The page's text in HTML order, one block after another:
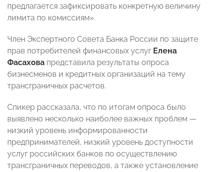
предлагается зафиксировать конкретную величину
лимита по комиссиям».
Член Экспертного Совета Банка России по защите
прав потребителей финансовых услуг Елена
Фасахова представила результаты опроса
бизнесменов и кредитных организаций на тему
трансграничных расчетов.
Спикер рассказала, что по итогам опроса было
выявлено несколько наиболее важных проблем —
низкий уровень информированности
предпринимателей, низкий уровень доступности
услуг российских банков по осуществлению
трансграничных переводов, а также установление